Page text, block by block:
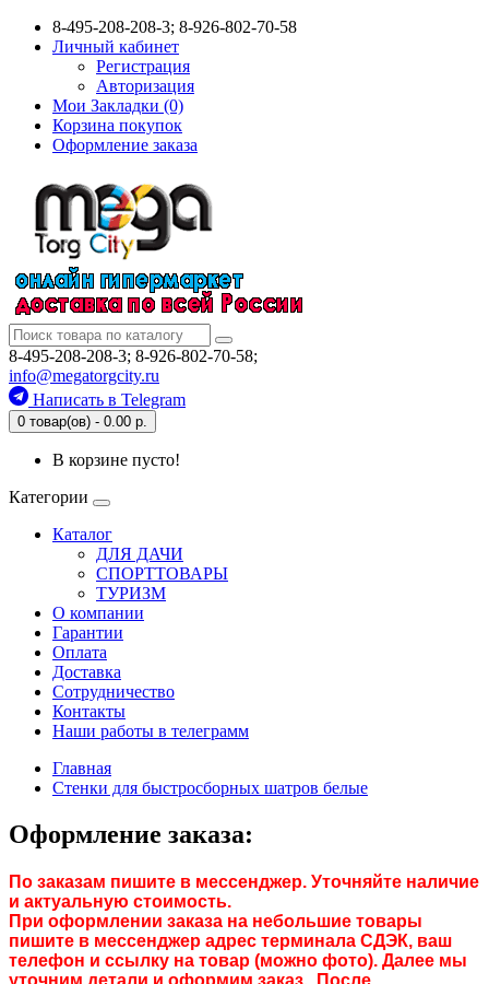
8-495-208-208-3; 8-926-802-70-58
Личный кабинет
Регистрация
Авторизация
Мои Закладки (0)
Корзина покупок
Оформление заказа
8-495-208-208-3; 8-926-802-70-58;
info@megatorgcity.ru
Написать в Telegram
0 товар(ов) - 0.00 р.
В корзине пусто!
Категории
Каталог
ДЛЯ ДАЧИ
СПОРТТОВАРЫ
ТУРИЗМ
О компании
Гарантии
Оплата
Доставка
Сотрудничество
Контакты
Наши работы в телеграмм
Главная
Стенки для быстросборных шатров белые
Оформление заказа:
По заказам пишите в мессенджер. Уточняйте наличие
и актуальную стоимость.
При оформлении заказа на небольшие товары
пишите в мессенджер адрес терминала СДЭК, ваш
телефон и ссылку на товар (можно фото). Далее мы